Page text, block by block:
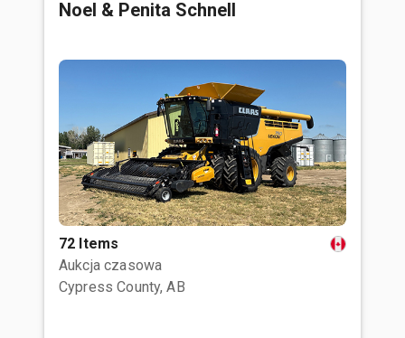
Noel & Penita Schnell
72 Items
Aukcja czasowa
Cypress County, AB